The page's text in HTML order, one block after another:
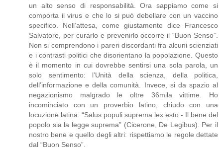
un alto senso di responsabilità. Ora sappiamo come si
comporta il virus e che lo si può debellare con un vaccino
specifico. Nell’attesa, come giustamente dice Francesco
Salvatore, per curarlo e prevenirlo occorre il “Buon Senso”.
Non si comprendono i pareri discordanti fra alcuni scienziati
e i contrasti politici che disorientano la popolazione. Questo
è il momento in cui dovrebbe sentirsi una sola parola, un
solo sentimento: l’Unità della scienza, della politica,
dell’informazione e della comunità. Invece, si da spazio al
negazionismo malgrado le oltre 36mila vittime. Ho
incominciato con un proverbio latino, chiudo con una
locuzione latina: “Salus populi suprema lex esto - Il bene del
popolo sia la legge suprema” (Cicerone, De Legibus). Per il
nostro bene e quello degli altri: rispettiamo le regole dettate
dal “Buon Senso”.